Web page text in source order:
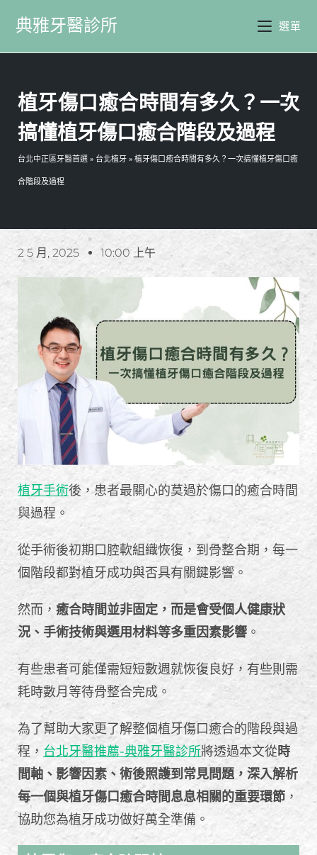
典雅牙醫診所 選單
植牙傷口癒合時間有多久？一次
搞懂植牙傷口癒合階段及過程
台北中正區牙醫首選 » 台北植牙 » 植牙傷口癒合時間有多久？一次搞懂植牙傷口癒
合階段及過程
2 5 月, 2025 10:00 上午
植牙手術後，患者最關心的莫過於傷口的癒合時間
與過程。
從手術後初期口腔軟組織恢復，到骨整合期，每一
個階段都對植牙成功與否具有關鍵影響。
然而， 癒合時間並非固定，而是會受個人健康狀
況、手術技術與選用材料等多重因素影響 。
有些患者可能僅需短短數週就恢復良好，有些則需
耗時數月等待骨整合完成。
為了幫助大家更了解整個植牙傷口癒合的階段與過
程， 台北牙醫推薦-典雅牙醫診所將透過本文從時
間軸、影響因素、術後照護到常見問題，深入解析
每一個與植牙傷口癒合時間息息相關的重要環節 ，
協助您為植牙成功做好萬全準備。